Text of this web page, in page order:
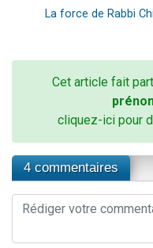
La force de Rabbi
Cet article fait
cliquez-ici pour
4 commentaires